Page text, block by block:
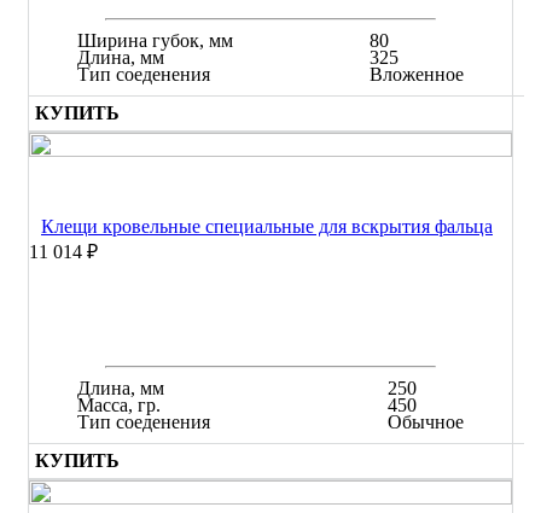
Ширина губок, мм
Длина, мм
Тип соеденения
80
325
Вложенное
КУПИТЬ
Клещи кровельные специальные для вскрытия фальца
11 014 ₽
Длина, мм
Масса, гр.
Тип соеденения
250
450
Обычное
КУПИТЬ